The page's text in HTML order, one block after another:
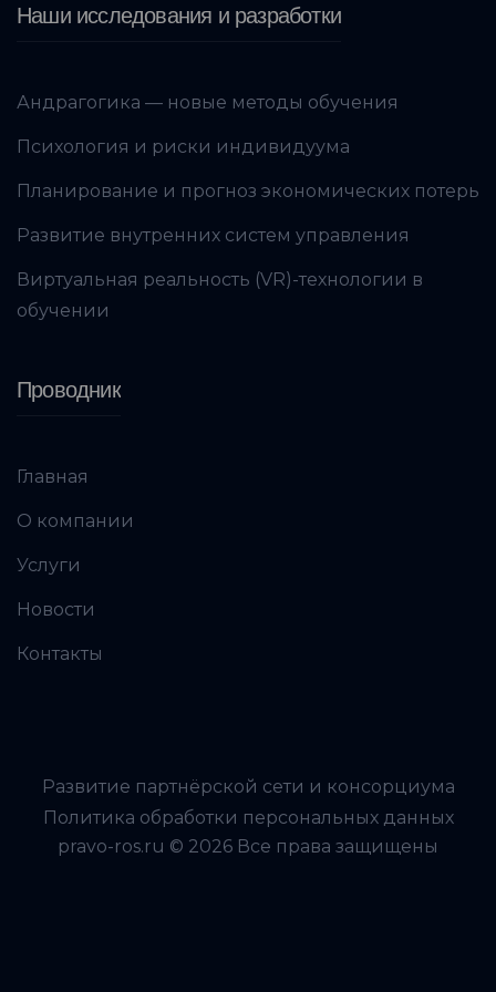
Наши исследования и разработки
Андрагогика — новые методы обучения
Психология и риски индивидуума
Планирование и прогноз экономических потерь
Развитие внутренних систем управления
Виртуальная реальность (VR)-технологии в
обучении
Проводник
Главная
О компании
Услуги
Новости
Контакты
Развитие партнёрской сети и консорциума
Политика обработки персональных данных
pravo-ros.ru © 2026 Все права защищены